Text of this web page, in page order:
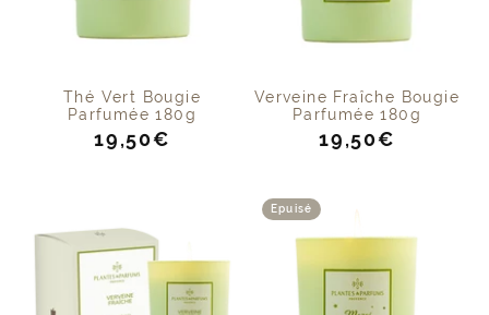
Thé Vert Bougie
Parfumée 180g
Prix
19,50€
Verveine Fraîche Bougie
Parfumée 180g
Prix
19,50€
Epuisé